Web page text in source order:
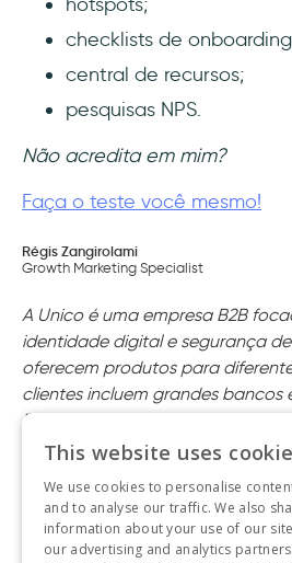
checklists de
central de recursos;
pesquisas NPS.
Não acredita em mim?
Faça o teste você mesmo!
Régis Zangirolami
Growth Marketing Specialist
A Unico é uma empresa B2B
identidade digital e segurança
oferecem produtos para
clientes incluem grandes bancos
Brasil.
Siga-nos
This website uses
We use cookies to personalise
and to analyse our traffic. We also
information about your use of our
our advertising and analytics